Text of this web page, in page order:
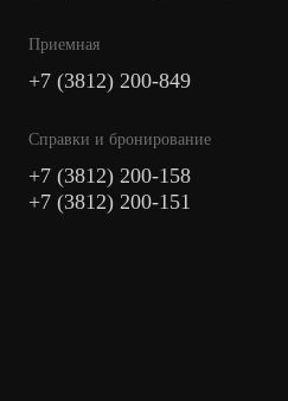
Приемная
+7 (3812) 200-849
Cправки и бронирование
+7 (3812) 200-158
+7 (3812) 200-151